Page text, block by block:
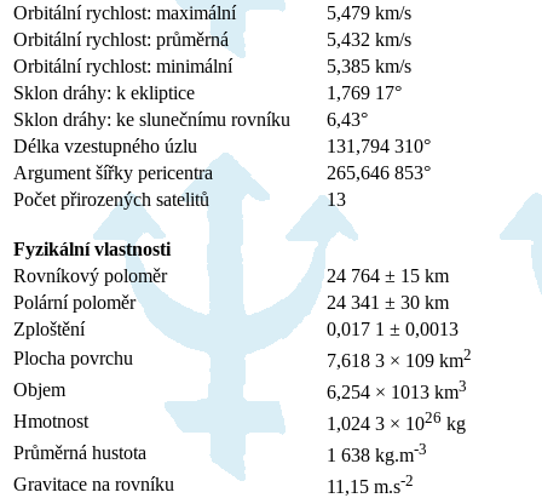
Orbitální rychlost: maximální
5,479 km/s
Orbitální rychlost: průměrná
5,432 km/s
Orbitální rychlost: minimální
5,385 km/s
Sklon dráhy: k ekliptice
1,769 17°
Sklon dráhy: ke slunečnímu rovníku
6,43°
Délka vzestupného úzlu
131,794 310°
Argument šířky pericentra
265,646 853°
Počet přirozených satelitů
13
Fyzikální vlastnosti
Rovníkový poloměr
24 764 ± 15 km
Polární poloměr
24 341 ± 30 km
Zploštění
0,017 1 ± 0,0013
Plocha povrchu
7,618 3 × 109 km2
Objem 6,254 × 1013 km3
Hmotnost 1,024 3 × 1026 kg
Průměrná hustota
1 638 kg.m-3
Gravitace na rovníku 11,15 m.s-2